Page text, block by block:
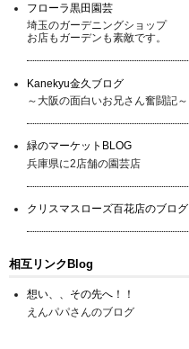
フローラ黒田園芸
埼玉のガーデニングショップ
お店もガーデンも素敵です。
Kanekyu金久ブログ
～大阪の面白いお兄さん奮闘記～
緑のマーケットBLOG
兵庫県に2店舗の園芸店
クリスマスローズ百花店のブログ
相互リンクBlog
想い、、その先へ！！
えんパパさんのブログ